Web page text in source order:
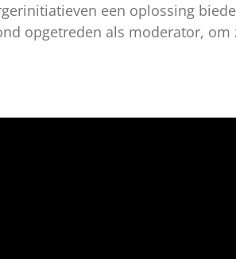
een oplossing
opgetreden als moderator, om